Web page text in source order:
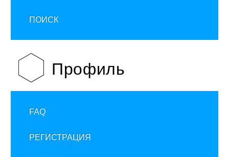
ПОИСК
Профиль
FAQ
РЕГИСТРАЦИЯ